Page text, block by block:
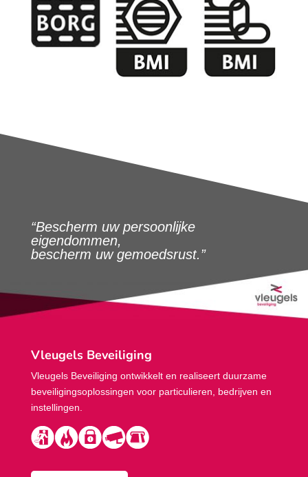
“Bescherm uw persoonlijke
eigendommen,
bescherm uw gemoedsrust.”
Vleugels Beveiliging
Vleugels Beveiliging ontwikkelt en realiseert duurzame
beveiligings­oplossingen voor particulieren, bedrijven en
instellingen.